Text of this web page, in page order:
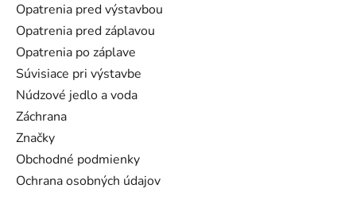
Opatrenia pred výstavbou
Opatrenia pred záplavou
Opatrenia po záplave
Súvisiace pri výstavbe
Núdzové jedlo a voda
Záchrana
Značky
Obchodné podmienky
Ochrana osobných údajov